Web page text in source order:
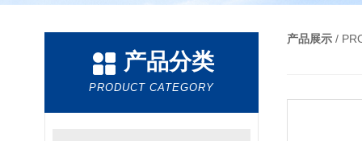
产品分类
PRODUCT CATEGORY
产品展示 /